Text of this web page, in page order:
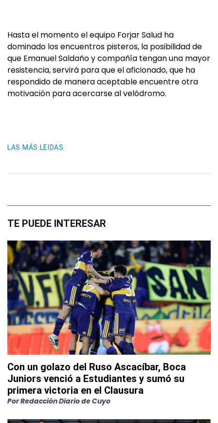
Hasta el momento el equipo Forjar Salud ha
dominado los encuentros pisteros, la posibilidad de
que Emanuel Saldaño y compañía tengan una mayor
resistencia, servirá para que el aficionado, que ha
respondido de manera aceptable encuentre otra
motivación para acercarse al velódromo.
LAS MÁS LEIDAS
TE PUEDE INTERESAR
Con un golazo del Ruso Ascacíbar, Boca
Juniors venció a Estudiantes y sumó su
primera victoria en el Clausura
PorRedacción Diario de Cuyo